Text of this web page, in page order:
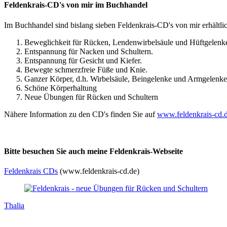
Feldenkrais-CD's von mir im Buchhandel
Im Buchhandel sind bislang sieben Feldenkrais-CD's von mir
Beweglichkeit für Rücken, Lendenwirbelsäule und
Entspannung für Nacken und Schultern.
Entspannung für Gesicht und Kiefer.
Bewegte schmerzfreie Füße und Knie.
Ganzer Körper, d.h. Wirbelsäule, Beingelenke und Armgelenke
Schöne Körperhaltung
Neue Übungen für Rücken und Schultern
Nähere Information zu den CD's finden Sie aufwww.feldenkrais-
Bitte besuchen Sie auch meine Feldenkrais-Webseite
Feldenkrais CDs (www.feldenkrais-cd.de)
Thalia